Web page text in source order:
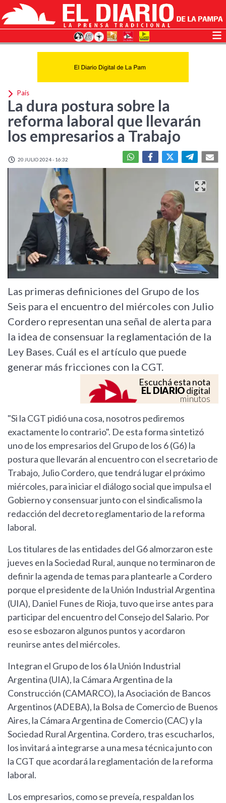
País
La dura postura sobre la
reforma laboral que llevarán
los empresarios a Trabajo
20 JULIO 2024 - 16:32
Las primeras definiciones del Grupo de los
Seis para el encuentro del miércoles con Julio
Cordero representan una señal de alerta para
la idea de consensuar la reglamentación de la
Ley Bases. Cuál es el artículo que puede
generar más fricciones con la CGT.
Escuchá esta nota
EL DIARIOdigital
minutos
"Si la CGT pidió una cosa, nosotros pediremos
exactamente lo contrario". De esta forma sintetizó
uno de los empresarios del Grupo de los 6 (G6) la
postura que llevarán al encuentro con el secretario de
Trabajo, Julio Cordero, que tendrá lugar el próximo
miércoles, para iniciar el diálogo social que impulsa el
Gobierno y consensuar junto con el sindicalismo la
redacción del decreto reglamentario de la reforma
laboral.
Los titulares de las entidades del G6 almorzaron este
jueves en la Sociedad Rural, aunque no terminaron de
definir la agenda de temas para plantearle a Cordero
porque el presidente de la Unión Industrial Argentina
(UIA), Daniel Funes de Rioja, tuvo que irse antes para
participar del encuentro del Consejo del Salario. Por
eso se esbozaron algunos puntos y acordaron
reunirse antes del miércoles.
Integran el Grupo de los 6 la Unión Industrial
Argentina (UIA), la Cámara Argentina de la
Construcción (CAMARCO), la Asociación de Bancos
Argentinos (ADEBA), la Bolsa de Comercio de Buenos
Aires, la Cámara Argentina de Comercio (CAC) y la
Sociedad Rural Argentina. Cordero, tras escucharlos,
los invitará a integrarse a una mesa técnica junto con
la CGT que acordará la reglamentación de la reforma
laboral.
Los empresarios, como se preveía, respaldan los